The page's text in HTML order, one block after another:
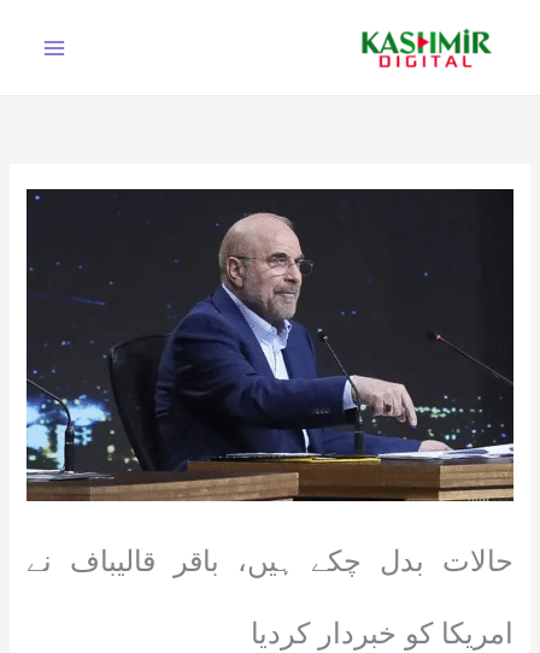
حالات بدل چکے ہیں، باقر قالیباف نے
امریکا کو خبردار کردیا